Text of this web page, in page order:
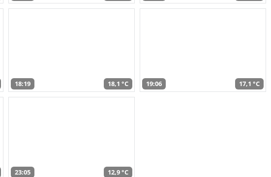
18:19 18,1 °C 19:06 17,1 °C
23:05 12,9 °C